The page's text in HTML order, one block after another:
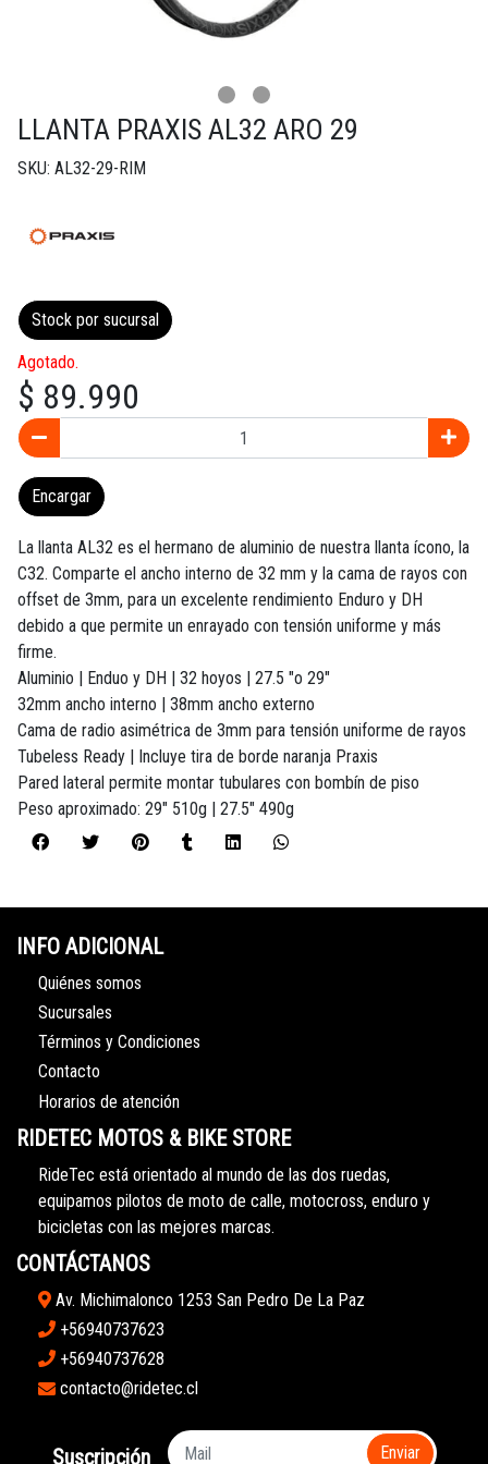
LLANTA PRAXIS AL32 ARO 29
SKU: AL32-29-RIM
Stock por sucursal
Agotado.
$ 89.990
Encargar
La llanta AL32 es el hermano de aluminio de nuestra llanta ícono, la
C32. Comparte el ancho interno de 32 mm y la cama de rayos con
offset de 3mm, para un excelente rendimiento Enduro y DH
debido a que permite un enrayado con tensión uniforme y más
firme.
Aluminio | Enduo y DH | 32 hoyos | 27.5 "o 29"
32mm ancho interno | 38mm ancho externo
Cama de radio asimétrica de 3mm para tensión uniforme de rayos
Tubeless Ready | Incluye tira de borde naranja Praxis
Pared lateral permite montar tubulares con bombín de piso
Peso aproximado: 29" 510g | 27.5" 490g
INFO ADICIONAL
Quiénes somos
Sucursales
Términos y Condiciones
Contacto
Horarios de atención
RIDETEC MOTOS & BIKE STORE
RideTec está orientado al mundo de las dos ruedas,
equipamos pilotos de moto de calle, motocross, enduro y
bicicletas con las mejores marcas.
CONTÁCTANOS
Av. Michimalonco 1253 San Pedro De La Paz
+56940737623
+56940737628
contacto@ridetec.cl
Suscripción Enviar